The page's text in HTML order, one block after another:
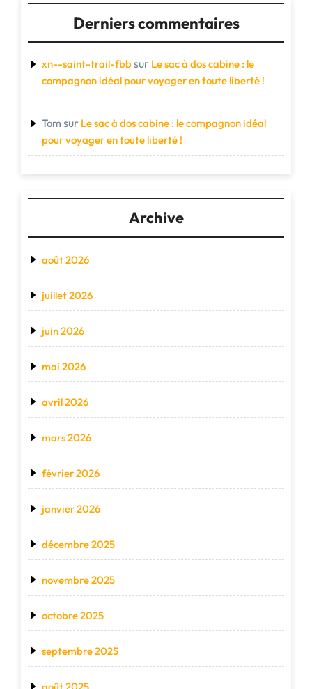
Derniers commentaires
xn--saint-trail-fbbsur Le sac à dos cabine : le
compagnon idéal pour voyager en toute liberté !
Tom sur Le sac à dos cabine : le compagnon idéal
pour voyager en toute liberté !
Archive
août 2026
juillet 2026
juin 2026
mai 2026
avril 2026
mars 2026
février 2026
janvier 2026
décembre 2025
novembre 2025
octobre 2025
septembre 2025